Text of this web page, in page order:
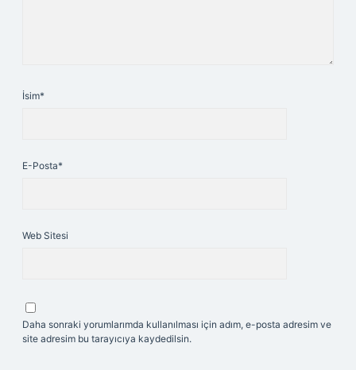
İsim*
E-Posta*
Web Sitesi
Daha sonraki yorumlarımda kullanılması için adım, e-posta adresim ve
site adresim bu tarayıcıya kaydedilsin.